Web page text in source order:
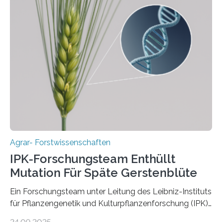
Instituts für Pflanzengenetik und
Kulturpflanzenforschung (IPK) zeigt, dass die heutige
Gerste aus verschiedenen Wildpopulationen im
sogenannten Fruchtbaren Halbmond hervorgegangen
ist. Sie besitzt also eine Art „Mosaik-Abstammung“. Die
Ergebnisse der Studie wurden heute in der
Fachzeitschrift „Nature“ veröffentlicht. Die
Forschungsgruppe hat die Evolution und…
Agrar- Forstwissenschaften
IPK-Forschungsteam Enthüllt
Mutation Für Späte Gerstenblüte
Ein Forschungsteam unter Leitung des Leibniz-Instituts
für Pflanzengenetik und Kulturpflanzenforschung (IPK)